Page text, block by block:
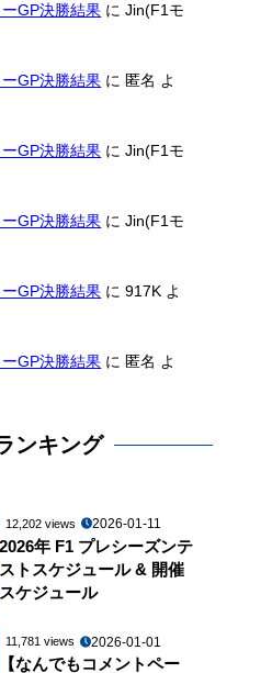
GP決勝結果 にJin(F1モ
GP決勝結果 に 匿名 よ
GP決勝結果 にJin(F1モ
GP決勝結果 にJin(F1モ
GP決勝結果 に917K よ
GP決勝結果 に 匿名 よ
ンキング
12,202 views 2026-01-11
2026年 F1 プレシーズンテ
ストスケジュール & 開催
スケジュール
11,781 views 2026-01-01
【なんでもコメントペー